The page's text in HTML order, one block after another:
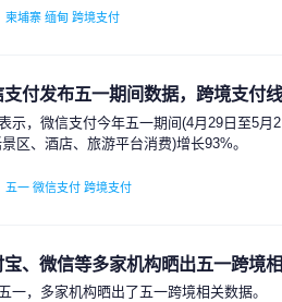
柬埔寨 缅甸 跨境支付
支付发布五一期间数据，跨境支付
示，微信支付今年五一期间(4月29日至5
区、酒店、旅游平台消费)增长93%。
五一 微信支付 跨境支付
宝、微信等多家机构晒出五一跨境
一，多家机构晒出了五一跨境相关数据。